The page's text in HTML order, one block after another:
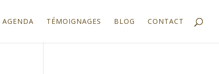
AGENDA TÉMOIGNAGES BLOG CONTACT